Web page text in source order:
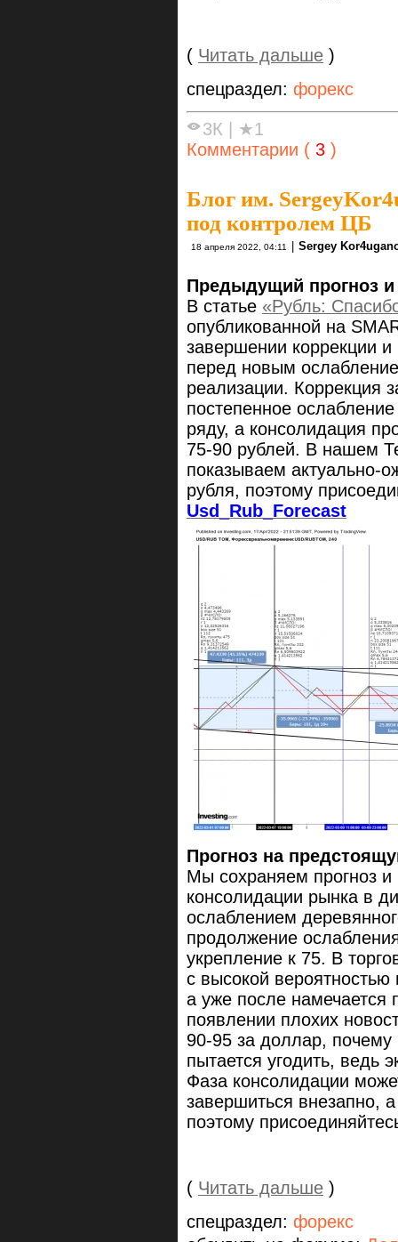
( Читать дальше )
спецраздел: форекс
3К
★1
Комментарии ( 3 )
Блог им.
под контролем ЦБ
18 апреля 2022, 04:11 Sergey
Предыдущий прогноз
В статье «Рубль:
опубликованной на
завершении коррекции
перед новым
реализации. Коррекция
постепенное
ряду, а консолидация
75-90 рублей. В нашем
показываем актуально-
рубля, поэтому
Usd_Rub_Forecast
Прогноз на
Мы сохраняем прогноз
консолидации рынка в
ослаблением
продолжение
укрепление к 75. В
с высокой
а уже после
появлении плохих
90-95 за доллар, почему
пытается угодить, ведь
Фаза консолидации
завершиться внезапно,
поэтому
( Читать дальше )
спецраздел: форекс